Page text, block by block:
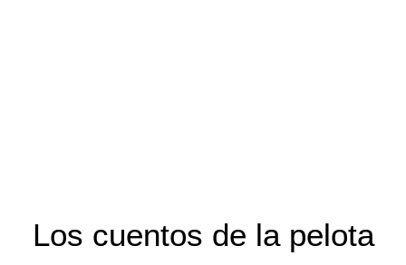
Los cuentos de la pelota